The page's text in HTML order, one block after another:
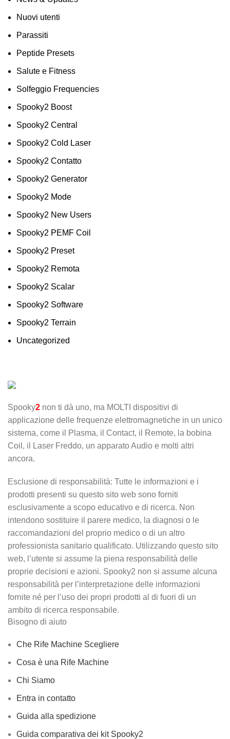
Nuovi utenti
Parassiti
Peptide Presets
Salute e Fitness
Solfeggio Frequencies
Spooky2 Boost
Spooky2 Central
Spooky2 Cold Laser
Spooky2 Contatto
Spooky2 Generator
Spooky2 Mode
Spooky2 New Users
Spooky2 PEMF Coil
Spooky2 Preset
Spooky2 Remota
Spooky2 Scalar
Spooky2 Software
Spooky2 Terrain
Uncategorized
Spooky2 non ti dà uno, ma MOLTI dispositivi di
applicazione delle frequenze elettromagnetiche in un unico
sistema, come il Plasma, il Contact, il Remote, la bobina
Coil, il Laser Freddo, un apparato Audio e molti altri
ancora.
Esclusione di responsabilità: Tutte le informazioni e i
prodotti presenti su questo sito web sono forniti
esclusivamente a scopo educativo e di ricerca. Non
intendono sostituire il parere medico, la diagnosi o le
raccomandazioni del proprio medico o di un altro
professionista sanitario qualificato. Utilizzando questo sito
web, l’utente si assume la piena responsabilità delle
proprie decisioni e azioni. Spooky2 non si assume alcuna
responsabilità per l’interpretazione delle informazioni
fornite né per l’uso dei propri prodotti al di fuori di un
ambito di ricerca responsabile.
Bisogno di aiuto
Che Rife Machine Scegliere
Cosa è una Rife Machine
Chi Siamo
Entra in contatto
Guida alla spedizione
Guida comparativa dei kit Spooky2